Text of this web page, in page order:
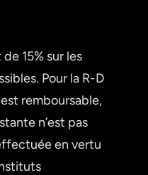
15% sur les
Pour la R-D
remboursable,
n’est pas
en vertu